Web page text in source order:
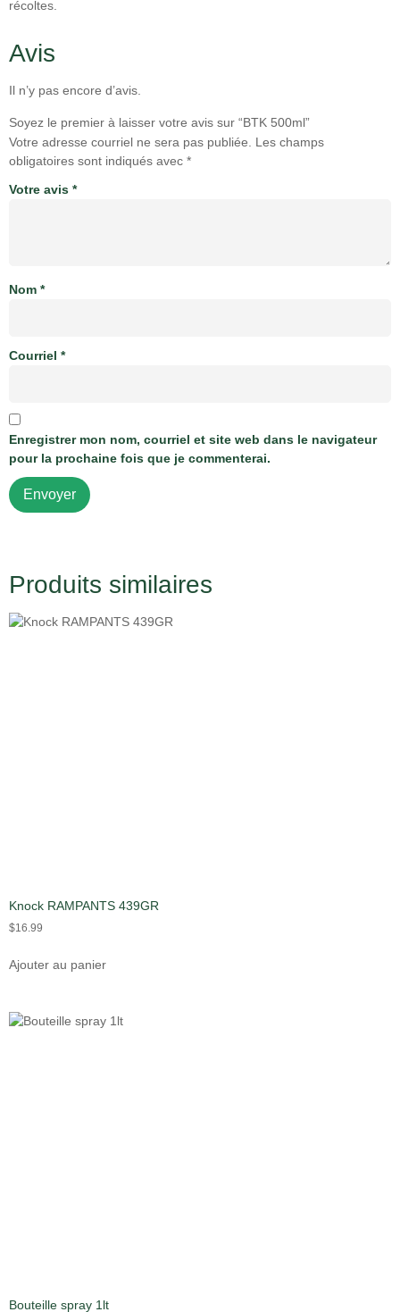
récoltes.
Avis
Il n’y pas encore d’avis.
Soyez le premier à laisser votre avis sur “BTK 500ml”
Votre adresse courriel ne sera pas publiée.
Les champs
obligatoires sont indiqués avec *
Votre avis *
Nom *
Courriel *
Enregistrer mon nom, courriel et site web dans le navigateur
pour la prochaine fois que je commenterai.
Produits similaires
Knock RAMPANTS 439GR
$16.99
Ajouter au panier
Bouteille spray 1lt